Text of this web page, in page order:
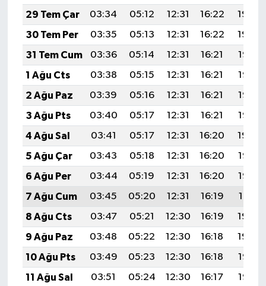
29 Tem Çar
03:34 05:12 12:31 16:22
19:40
30 Tem Per
03:35 05:13 12:31 16:22
19:39
31 Tem Cum
03:36 05:14 12:31 16:21
19:38
1 Ağu Cts
03:38 05:15 12:31 16:21
19:37
2 Ağu Paz
03:39 05:16 12:31 16:21
19:36
3 Ağu Pts
03:40 05:17 12:31 16:21
19:35
4 Ağu Sal
03:41 05:17 12:31 16:20
19:34
5 Ağu Çar
03:43 05:18 12:31 16:20
19:33
6 Ağu Per
03:44 05:19 12:31 16:20
19:32
7 Ağu Cum
03:45 05:20 12:31 16:19
19:31
8 Ağu Cts
03:47 05:21 12:30 16:19
19:30
9 Ağu Paz
03:48 05:22 12:30 16:18
19:29
10 Ağu Pts
03:49 05:23 12:30 16:18
19:28
11 Ağu Sal
03:51 05:24 12:30 16:17 19:26